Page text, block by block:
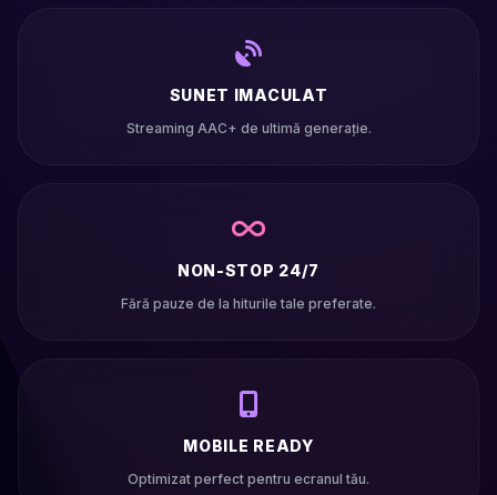
SUNET IMACULAT
Streaming AAC+ de ultimă generație.
NON-STOP 24/7
Fără pauze de la hiturile tale preferate.
MOBILE READY
Optimizat perfect pentru ecranul tău.